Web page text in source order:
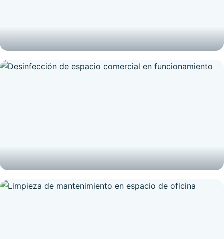
Desinfección y esterilización de espacio sanitario
Desinfección de espacio comercial en funcionamiento